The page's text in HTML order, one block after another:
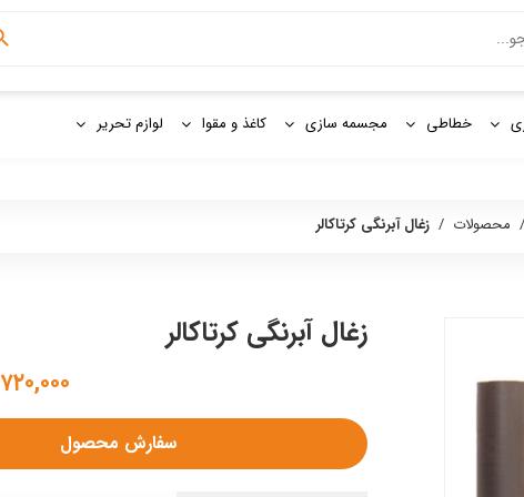
خطاطی مجسمه سازی کاغذ و مقوا لوازم تحریر
/ محصولات / زغال آبرنگی کرتاکالر
زغال آبرنگی کرتاکالر
۷۲۰,۰۰۰ ریال
سفارش محصول